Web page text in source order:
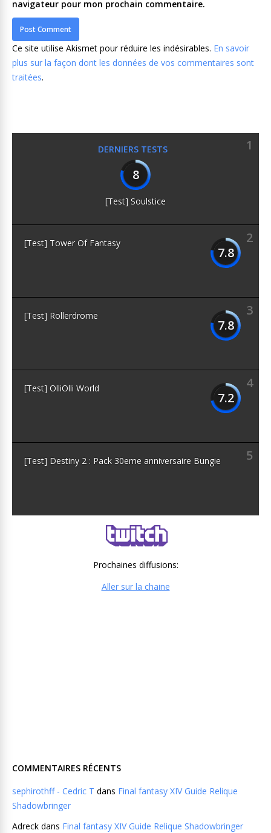
navigateur pour mon prochain commentaire.
Ce site utilise Akismet pour réduire les indésirables. En savoir
plus sur la façon dont les données de vos commentaires sont
traitées.
DERNIERS TESTS
1
8
[Test] Soulstice
2
7.8
[Test] Tower Of Fantasy
3
7.8
[Test] Rollerdrome
4
7.2
[Test] OlliOlli World
5
[Test] Destiny 2 : Pack 30eme anniversaire Bungie
Prochaines diffusions:
Aller sur la chaine
COMMENTAIRES RÉCENTS
sephirothff - Cedric T dans Final fantasy XIV Guide Relique
Shadowbringer
Adreck dans Final fantasy XIV Guide Relique Shadowbringer